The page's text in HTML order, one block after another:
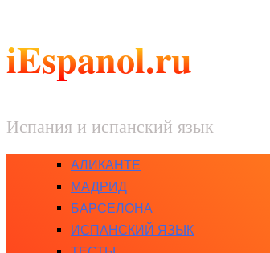
iEspanol.ru
Испания и испанский язык
АЛИКАНТЕ
МАДРИД
БАРСЕЛОНА
ИСПАНСКИЙ ЯЗЫК